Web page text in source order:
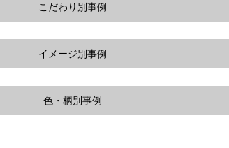
こだわり別事例
イメージ別事例
色・柄別事例